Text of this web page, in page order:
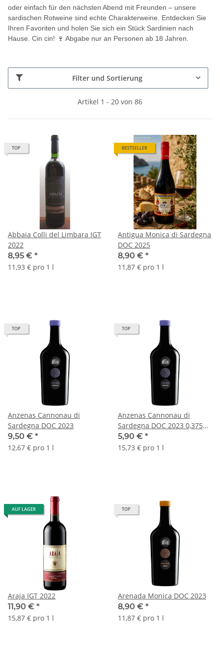
oder einfach für den nächsten Abend mit Freunden – unsere
sardischen Rotweine sind echte Charakterweine. Entdecken Sie
Ihren Favoriten und holen Sie sich ein Stück Sardinien nach
Hause. Cin cin! 🍷 Abgabe nur an Personen ab 18 Jahren.
Filter und Sortierung
Artikel 1 - 20 von 86
TOP
Abbaia Colli del Limbara IGT
2022
8,95 € *
11,93 € pro 1 l
BESTSELLER
Antigua Monica di Sardegna
DOC 2025
8,90 € *
11,87 € pro 1 l
TOP
Anzenas Cannonau di
Sardegna DOC 2023
9,50 € *
12,67 € pro 1 l
TOP
Anzenas Cannonau di
Sardegna DOC 2023 0,375
ltr.
5,90 € *
15,73 € pro 1 l
AUF LAGER
Araja IGT 2022
11,90 € *
15,87 € pro 1 l
TOP
Arenada Monica DOC 2023
8,90 € *
11,87 € pro 1 l